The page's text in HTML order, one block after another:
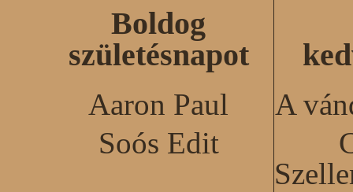
Boldog
születésnapot
Aaron Paul
Soós Edit
A